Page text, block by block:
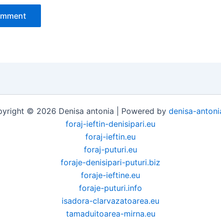
© 2026 Denisa antonia | Powered by denisa-
foraj-ieftin-denisipari.eu
foraj-ieftin.eu
foraj-puturi.eu
foraje-denisipari-puturi.biz
foraje-ieftine.eu
foraje-puturi.info
isadora-clarvazatoarea.eu
tamaduitoarea-mirna.eu